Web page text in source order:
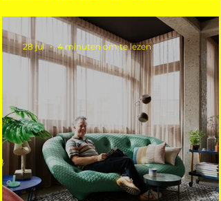
28 jul 4 minuten om te lezen